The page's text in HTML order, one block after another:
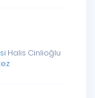
Halis Cinlioğlu